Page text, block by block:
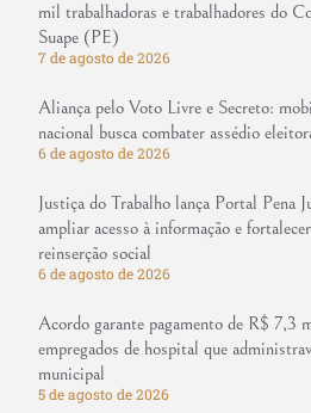
mil trabalhadoras e trabalhadores do
Suape (PE)
7 de agosto de 2026
Aliança pelo Voto Livre e Secreto:
nacional busca combater assédio
6 de agosto de 2026
Justiça do Trabalho lança Portal Pena
ampliar acesso à informação e
reinserção social
6 de agosto de 2026
Acordo garante pagamento de R$ 7,3
empregados de hospital que
municipal
5 de agosto de 2026